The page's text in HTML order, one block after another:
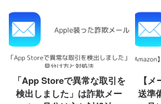
「App Storeで異常な取引を
検出しました」は詐欺メー
【
送準